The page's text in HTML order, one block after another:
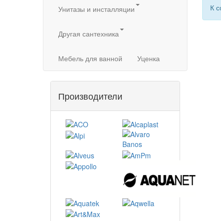
Унитазы и инсталляции
Другая сантехника
Мебель для ванной Уценка
Производители
К